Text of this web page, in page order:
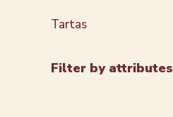
Tartas
Filter by attributes